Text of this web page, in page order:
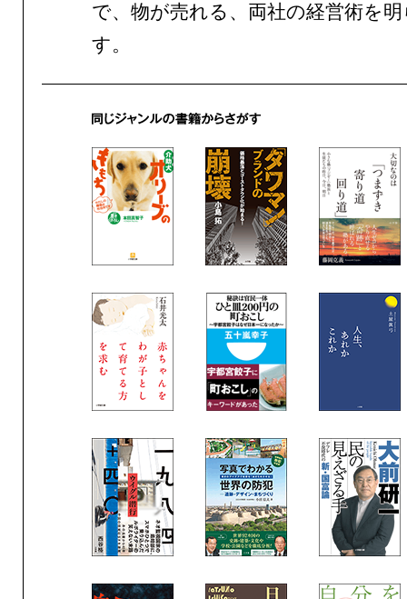
で、物が売れる、両社の経営術を
す。